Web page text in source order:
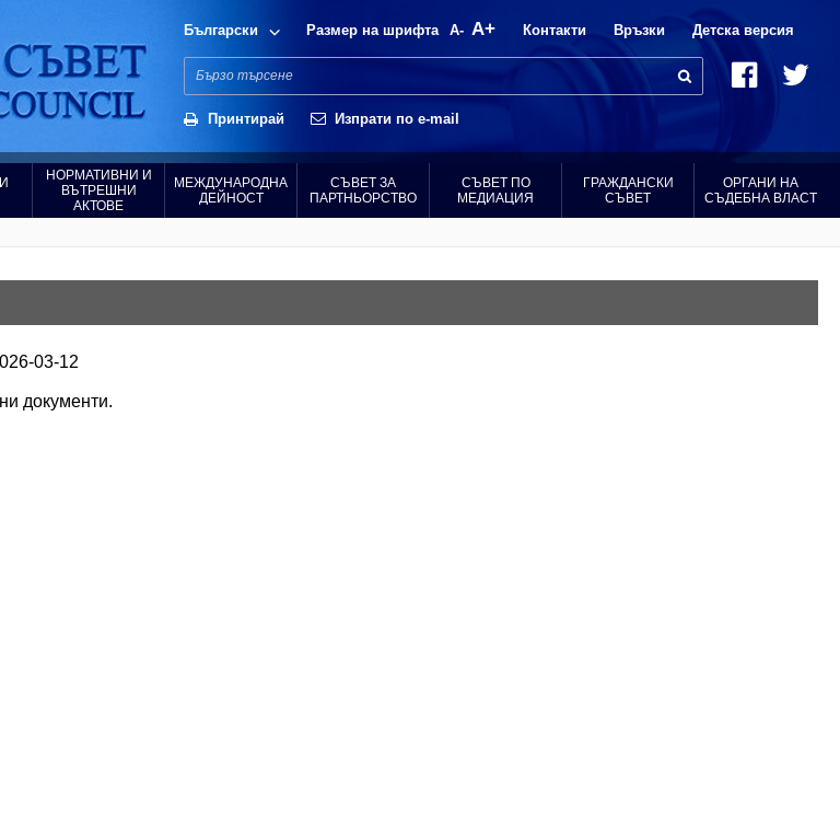
Български Размер на шрифта A- A+ Контакти Връзки Детска версия
Принтирай Изпрати по e-mail
НОРМАТИВНИ И
ВЪТРЕШНИ
АКТОВЕ
МЕЖДУНАРОДНА
ДЕЙНОСТ
СЪВЕТ ЗА
ПАРТНЬОРСТВО
СЪВЕТ ПО
МЕДИАЦИЯ
ГРАЖДАНСКИ
СЪВЕТ
ОРГАНИ НА
СЪДЕБНА ВЛАСТ
03-12
документи.